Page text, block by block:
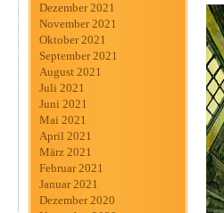
Dezember 2021
November 2021
Oktober 2021
September 2021
August 2021
Juli 2021
Juni 2021
Mai 2021
April 2021
März 2021
Februar 2021
Januar 2021
Dezember 2020